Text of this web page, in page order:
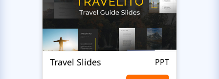
Travel Slides PPT